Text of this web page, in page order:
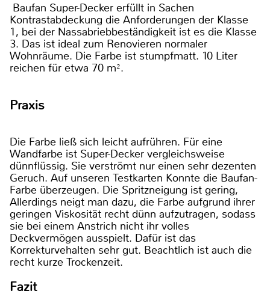
Baufan Super-Decker erfüllt in Sachen
Kontrastabdeckung die Anforderungen der Klasse
1, bei der Nassabriebbeständigkeit ist es die Klasse
3. Das ist ideal zum Renovieren normaler
Wohnräume. Die Farbe ist stumpfmatt. 10 Liter
reichen für etwa 70 m².
Praxis
Die Farbe ließ sich leicht aufrühren. Für eine
Wandfarbe ist Super-Decker vergleichsweise
dünnflüssig. Sie verströmt nur einen sehr dezenten
Geruch. Auf unseren Testkarten Konnte die Baufan-
Farbe überzeugen. Die Spritzneigung ist gering,
Allerdings neigt man dazu, die Farbe aufgrund ihrer
geringen Viskosität recht dünn aufzutragen, sodass
sie bei einem Anstrich nicht ihr volles
Deckvermögen ausspielt. Dafür ist das
Korrekturvehalten sehr gut. Beachtlich ist auch die
recht kurze Trockenzeit.
Fazit